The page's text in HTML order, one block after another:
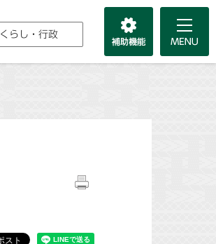
くらし・行政